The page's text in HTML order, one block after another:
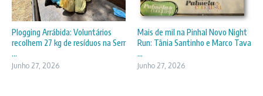
Plogging Arrábida: Voluntários
recolhem 27 kg de resíduos na Serr
...
Junho 27, 2026
Mais de mil na Pinhal Novo Night
Run: Tânia Santinho e Marco Tava
...
Junho 27, 2026